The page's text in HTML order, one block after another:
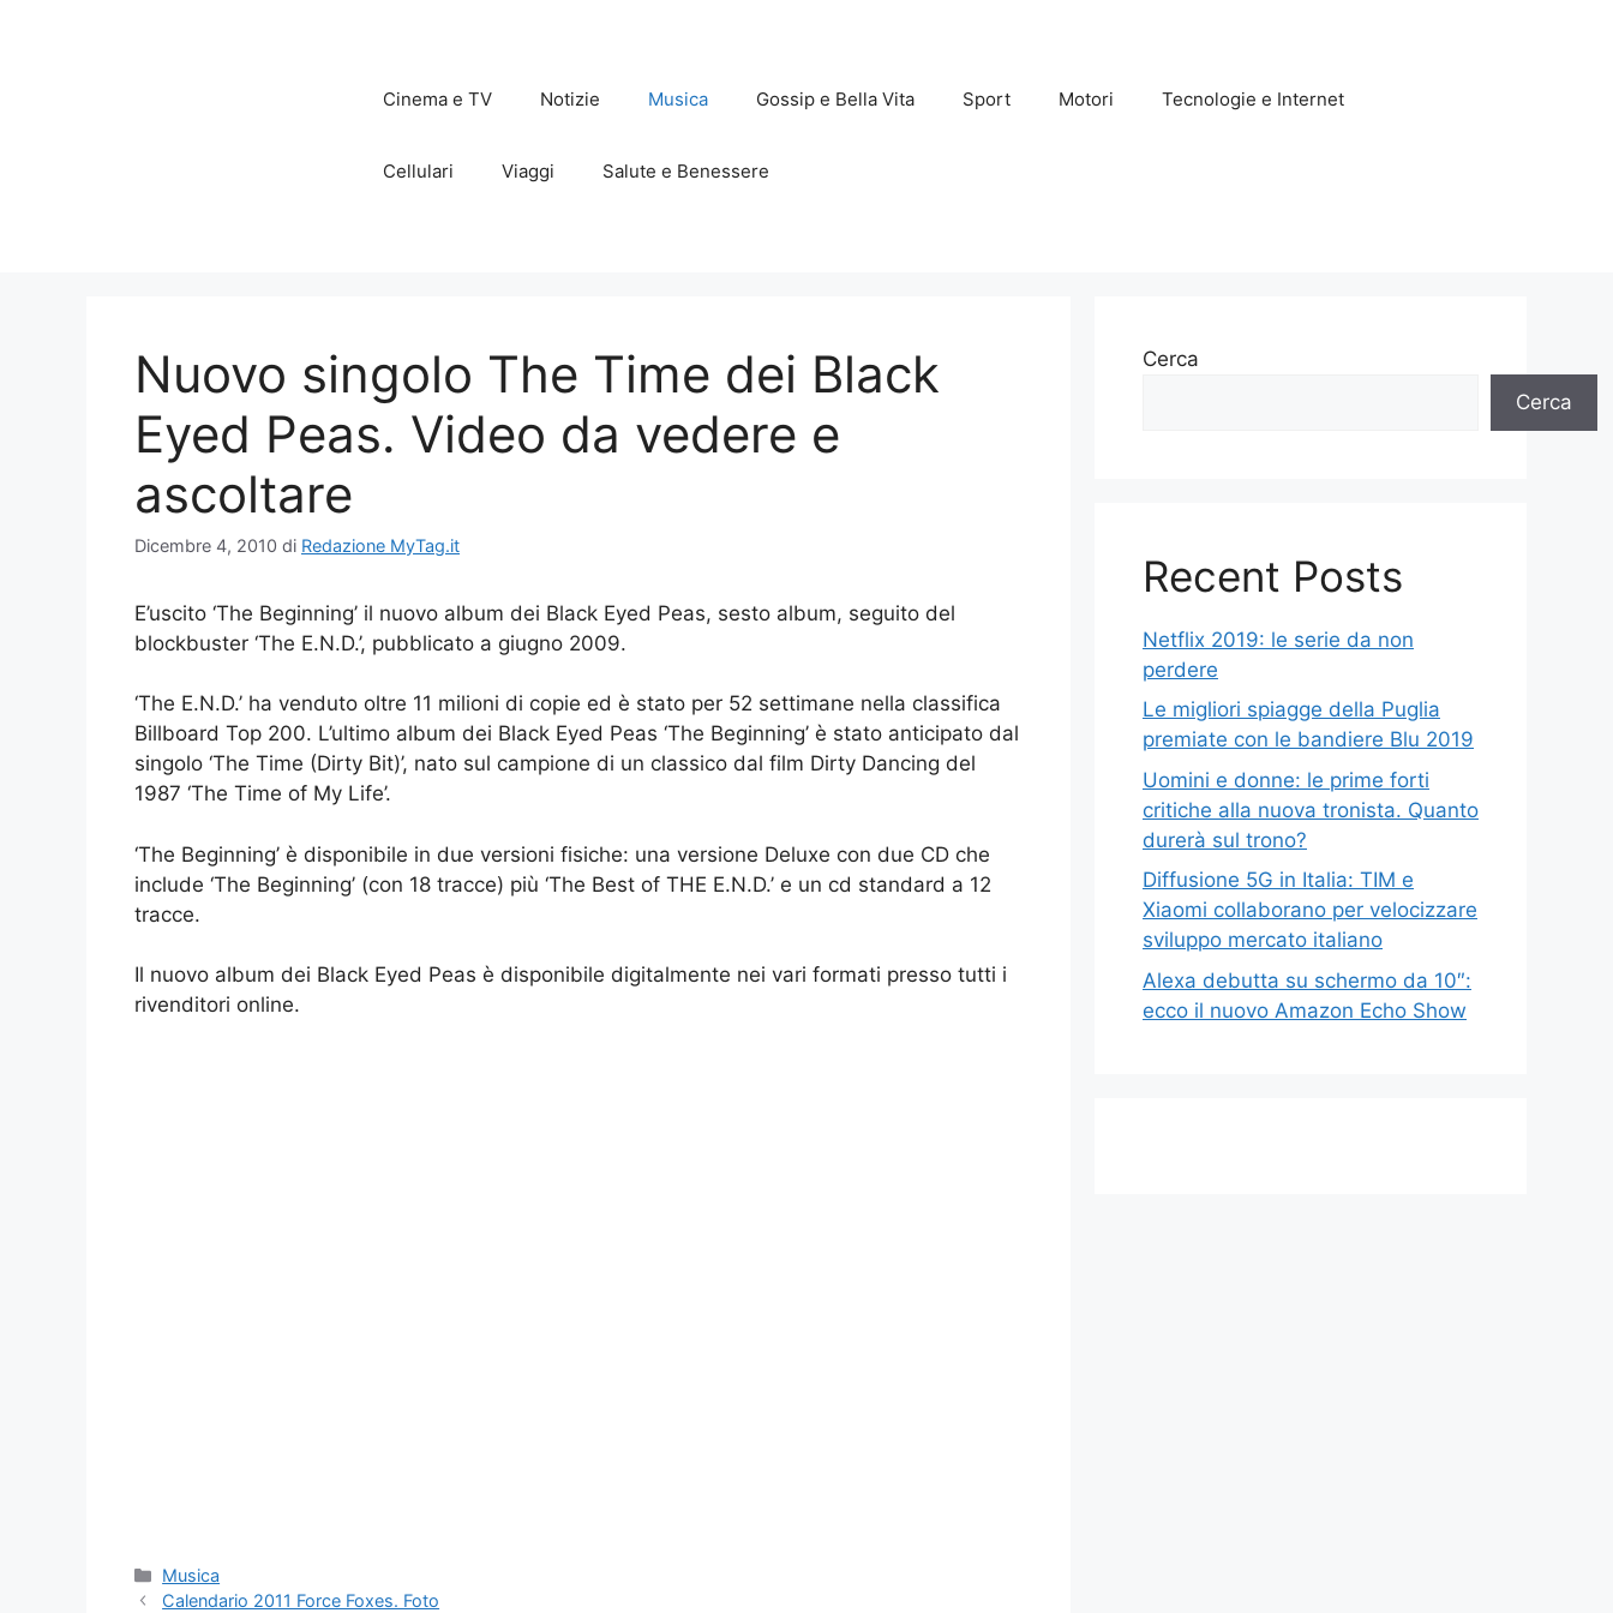
Cinema e TV Notizie Musica Gossip e Bella Vita Sport Motori Tecnologie e Internet
Cellulari Viaggi Salute e Benessere
Nuovo singolo The Time dei Black
Eyed Peas. Video da vedere e
ascoltare
Dicembre 4, 2010 di Redazione MyTag.it
E’uscito ‘The Beginning’ il nuovo album dei Black Eyed Peas, sesto album, seguito del
blockbuster ‘The E.N.D.’, pubblicato a giugno 2009.
‘The E.N.D.’ ha venduto oltre 11 milioni di copie ed è stato per 52 settimane nella classifica
Billboard Top 200. L’ultimo album dei Black Eyed Peas ‘The Beginning’ è stato anticipato dal
singolo ‘The Time (Dirty Bit)’, nato sul campione di un classico dal film Dirty Dancing del
1987 ‘The Time of My Life’.
‘The Beginning’ è disponibile in due versioni fisiche: una versione Deluxe con due CD che
include ‘The Beginning’ (con 18 tracce) più ‘The Best of THE E.N.D.’ e un cd standard a 12
tracce.
Il nuovo album dei Black Eyed Peas è disponibile digitalmente nei vari formati presso tutti i
rivenditori online.
Categorie
Musica
Calendario 2011 Force Foxes. Foto
Cerca
Cerca
Recent Posts
Netflix 2019: le serie da non
perdere
Le migliori spiagge della Puglia
premiate con le bandiere Blu 2019
Uomini e donne: le prime forti
critiche alla nuova tronista. Quanto
durerà sul trono?
Diffusione 5G in Italia: TIM e
Xiaomi collaborano per velocizzare
sviluppo mercato italiano
Alexa debutta su schermo da 10″:
ecco il nuovo Amazon Echo Show